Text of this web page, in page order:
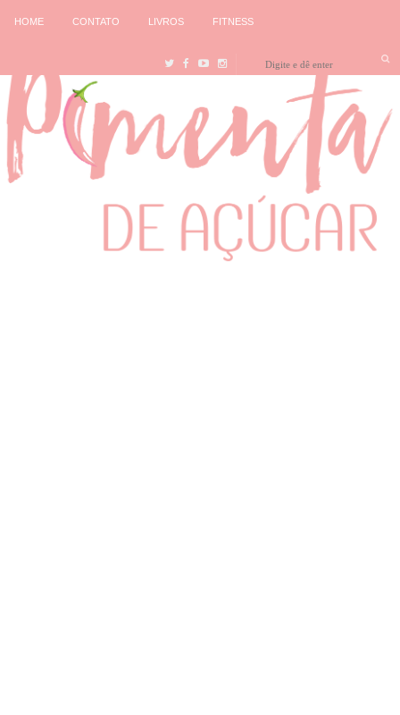
HOME CONTATO LIVROS FITNESS